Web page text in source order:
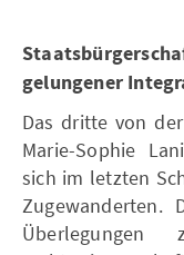
gelungener
Das dritte von
Marie-Sophie
sich im letzten
Zugewanderten.
Überlegungen